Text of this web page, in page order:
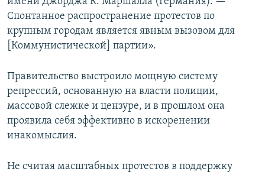
Спонтанное распространение протестов по
крупным городам является явным вызовом для
[Коммунистической] партии».
Правительство выстроило мощную систему
репрессий, основанную на власти полиции,
массовой слежке и цензуре, и в прошлом она
проявила себя эффективно в искоренении
инакомыслия.
Не считая масштабных протестов в поддержку